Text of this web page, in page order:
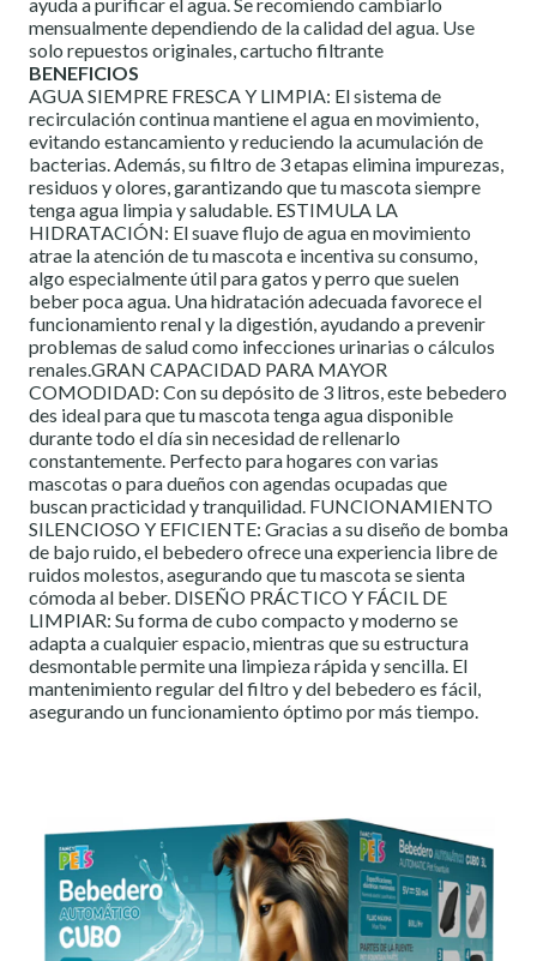
ayuda a purificar el agua. Se recomiendo cambiarlo
mensualmente dependiendo de la calidad del agua. Use
solo repuestos originales, cartucho filtrante
BENEFICIOS
AGUA SIEMPRE FRESCA Y LIMPIA: El sistema de
recirculación continua mantiene el agua en movimiento,
evitando estancamiento y reduciendo la acumulación de
bacterias. Además, su filtro de 3 etapas elimina impurezas,
residuos y olores, garantizando que tu mascota siempre
tenga agua limpia y saludable. ESTIMULA LA
HIDRATACIÓN: El suave flujo de agua en movimiento
atrae la atención de tu mascota e incentiva su consumo,
algo especialmente útil para gatos y perro que suelen
beber poca agua. Una hidratación adecuada favorece el
funcionamiento renal y la digestión, ayudando a prevenir
problemas de salud como infecciones urinarias o cálculos
renales.GRAN CAPACIDAD PARA MAYOR
COMODIDAD: Con su depósito de 3 litros, este bebedero
des ideal para que tu mascota tenga agua disponible
durante todo el día sin necesidad de rellenarlo
constantemente. Perfecto para hogares con varias
mascotas o para dueños con agendas ocupadas que
buscan practicidad y tranquilidad. FUNCIONAMIENTO
SILENCIOSO Y EFICIENTE: Gracias a su diseño de bomba
de bajo ruido, el bebedero ofrece una experiencia libre de
ruidos molestos, asegurando que tu mascota se sienta
cómoda al beber. DISEÑO PRÁCTICO Y FÁCIL DE
LIMPIAR: Su forma de cubo compacto y moderno se
adapta a cualquier espacio, mientras que su estructura
desmontable permite una limpieza rápida y sencilla. El
mantenimiento regular del filtro y del bebedero es fácil,
asegurando un funcionamiento óptimo por más tiempo.